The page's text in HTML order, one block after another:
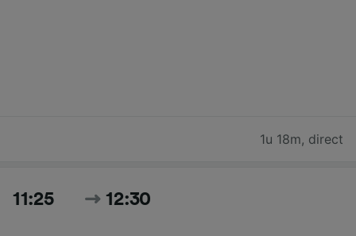
1u 18m, direct
11:25 12:30